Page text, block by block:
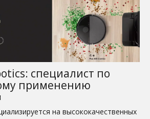
специалист по
применению
на высококачественных